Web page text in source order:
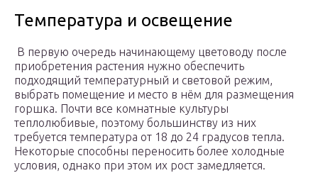
Температура и освещение
В первую очередь начинающему цветоводу после
приобретения растения нужно обеспечить
подходящий температурный и световой режим,
выбрать помещение и место в нём для размещения
горшка. Почти все комнатные культуры
теплолюбивые, поэтому большинству из них
требуется температура от 18 до 24 градусов тепла.
Некоторые способны переносить более холодные
условия, однако при этом их рост замедляется.